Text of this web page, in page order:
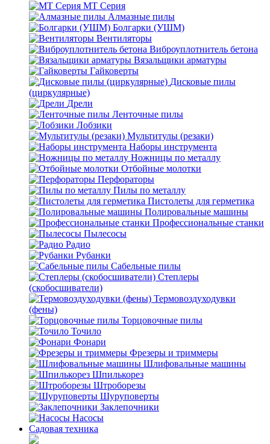
MT Серия
Алмазные пилы
Болгарки (УШМ)
Вентиляторы
Виброуплотнитель бетона
Вязальщики арматуры
Гайковерты
Дисковые пилы
(циркулярные)
Дрели
Ленточные пилы
Лобзики
Мультитулы (резаки)
Наборы инструмента
Ножницы по металлу
Отбойные молотки
Перфораторы
Пилы по металлу
Пистолеты для герметика
Полировальные машины
Профессиональные станки
Пылесосы
Радио
Рубанки
Сабельные пилы
Степлеры
(скобосшиватели)
Термовоздуходувки
(фены)
Торцовочные пилы
Точило
Фонари
Фрезеры и триммеры
Шлифовальные машины
Шпилькорез
Штроборезы
Шуруповерты
Заклепочники
Насосы
Садовая техника